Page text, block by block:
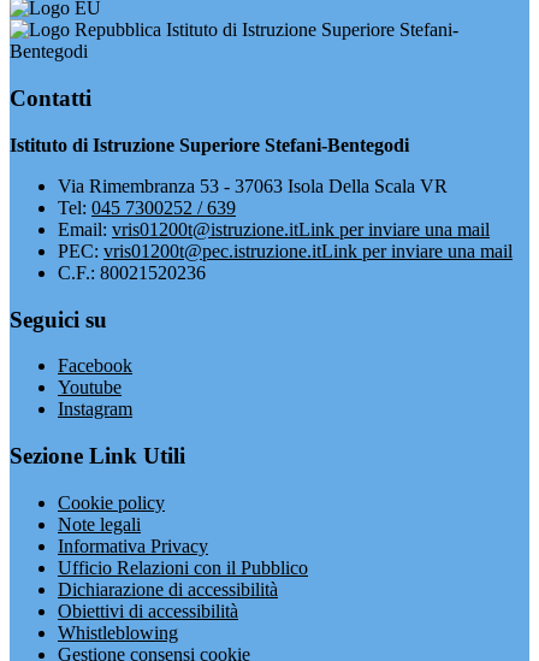
Istituto di Istruzione Superiore Stefani-
Bentegodi
Contatti
Istituto di Istruzione Superiore Stefani-Bentegodi
Via Rimembranza 53 - 37063 Isola Della Scala VR
Tel: 045 7300252 / 639
Email: vris01200t@istruzione.itLink per inviare una mail
PEC: vris01200t@pec.istruzione.itLink per inviare una mail
C.F.: 80021520236
Seguici su
Facebook
Youtube
Instagram
Sezione Link Utili
Cookie policy
Note legali
Informativa Privacy
Ufficio Relazioni con il Pubblico
Dichiarazione di accessibilità
Obiettivi di accessibilità
Whistleblowing
Gestione consensi cookie